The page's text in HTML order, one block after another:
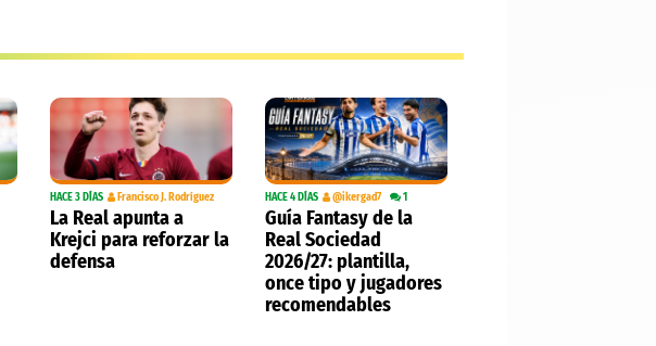
HACE 3 DÍAS Francisco J. Rodríguez
La Real apunta a
Krejci para reforzar la
defensa
HACE 4 DÍAS @ikergad7 1
Guía Fantasy de la
Real Sociedad
2026/27: plantilla,
once tipo y jugadores
recomendables